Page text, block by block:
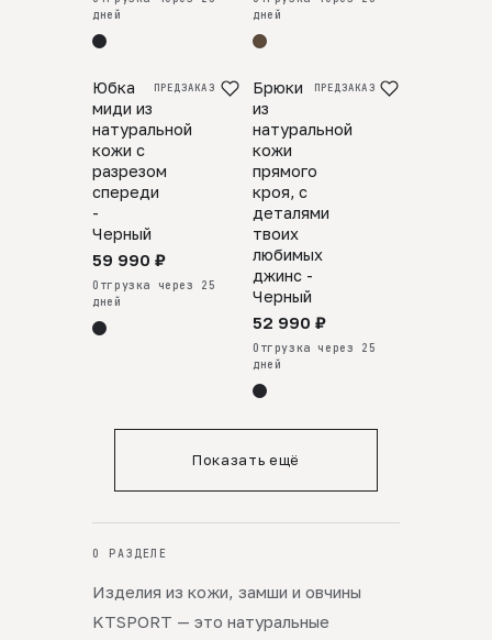
дней
дней
Юбка
миди из
натуральной
кожи с
разрезом
спереди
-
Черный
ПРЕДЗАКАЗ
59 990 ₽
Отгрузка через 25
дней
Брюки
из
натуральной
кожи
прямого
кроя, с
деталями
твоих
любимых
джинс -
Черный
ПРЕДЗАКАЗ
52 990 ₽
Отгрузка через 25
дней
Показать ещё
О РАЗДЕЛЕ
Изделия из кожи, замши и овчины
KTSPORT — это натуральные